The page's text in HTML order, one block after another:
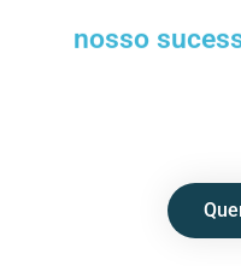
nosso